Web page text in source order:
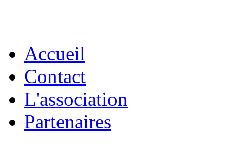
Accueil
Contact
L'association
Partenaires